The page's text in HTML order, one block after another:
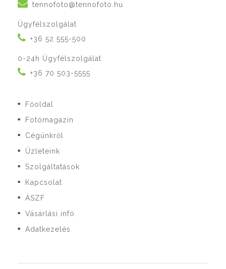
tennofoto@tennofoto.hu
Ügyfélszolgálat
+36 52 555-500
0-24h Ügyfélszolgálat
+36 70 503-5555
■ Főoldal
■ Fotómagazin
■ Cégünkről
■ Üzleteink
■ Szolgáltatások
■ Kapcsolat
■ ÁSZF
■ Vásárlási infó
■ Adatkezelés